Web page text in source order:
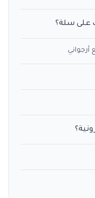
على سلة؟